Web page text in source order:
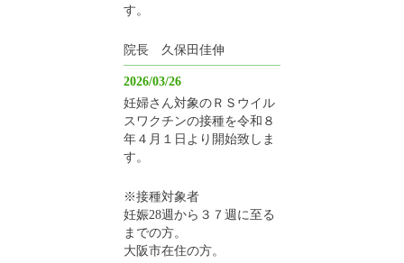
す。
院長 久保田佳伸
2026/03/26
妊婦さん対象のＲＳウイル
スワクチンの接種を令和８
年４月１日より開始致しま
す。
※接種対象者
妊娠28週から３７週に至る
までの方。
大阪市在住の方。